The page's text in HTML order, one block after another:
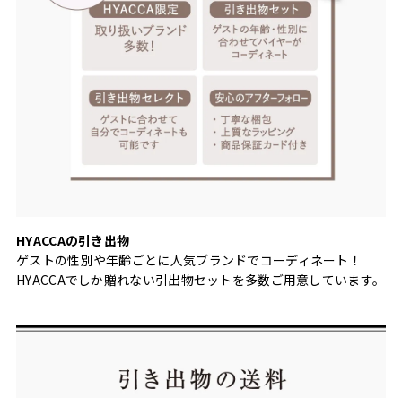
HYACCAの引き出物
ゲストの性別や年齢ごとに人気ブランドでコーディネート！
HYACCAでしか贈れない引出物セットを多数ご用意しています。